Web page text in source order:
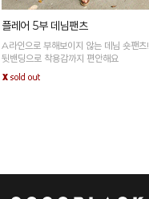
플레어 5부 데님팬츠
A라인으로 부해보이지 않는 데님 숏팬츠!
뒷밴딩으로 착용감까지 편안해요